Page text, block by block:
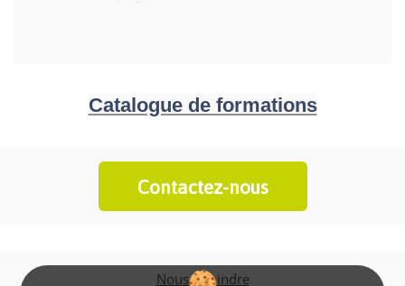
Catalogue de formations
Contactez-nous
Nous rejoindre